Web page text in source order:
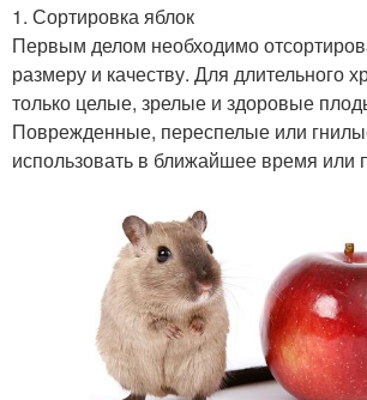
1. Сортировка яблок
Первым делом необходимо
размеру и качеству. Для длительного
только целые, зрелые и здоровые
Поврежденные, переспелые или
использовать в ближайшее время или